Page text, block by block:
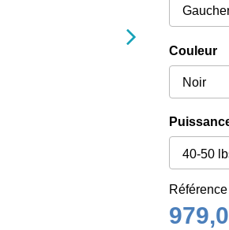
Couleur
Référence